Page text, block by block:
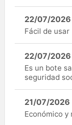
22/07/2026
Fácil de usar
22/07/2026
Es un bote
seguridad
21/07/2026
Económico y